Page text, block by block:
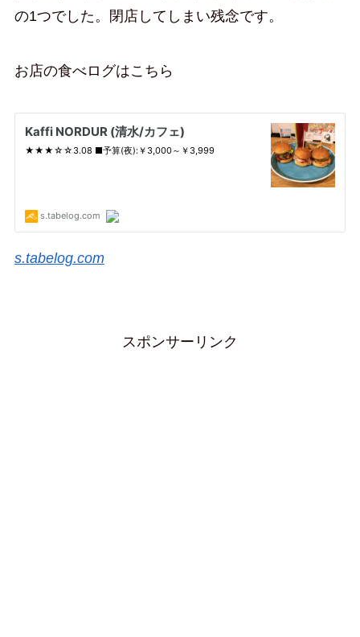
の1つでした。閉店してしまい残念です。
お店の食べログはこちら
s.tabelog.com
スポンサーリンク